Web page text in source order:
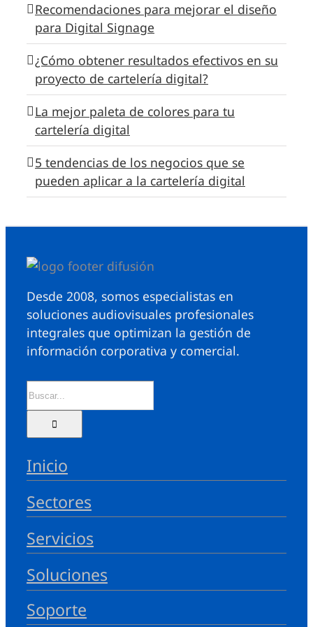
Recomendaciones para mejorar el diseño
para Digital Signage
¿Cómo obtener resultados efectivos en su
proyecto de cartelería digital?
La mejor paleta de colores para tu
cartelería digital
5 tendencias de los negocios que se
pueden aplicar a la cartelería digital
Desde 2008, somos especialistas en
soluciones audiovisuales profesionales
integrales que optimizan la gestión de
información corporativa y comercial.
Inicio
Sectores
Servicios
Soluciones
Soporte